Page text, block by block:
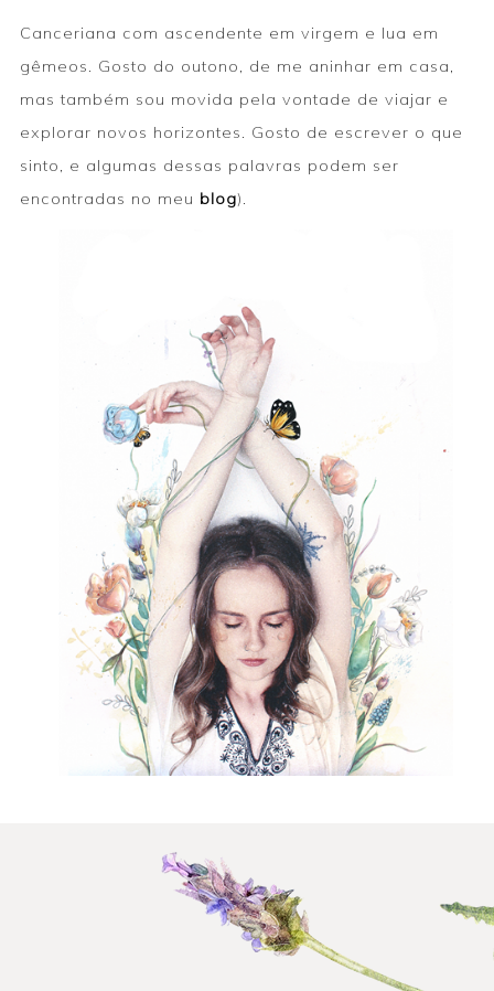
Canceriana com ascendente em virgem e lua em
gêmeos. Gosto do outono, de me aninhar em casa,
mas também sou movida pela vontade de viajar e
explorar novos horizontes. Gosto de escrever o que
sinto, e algumas dessas palavras podem ser
encontradas no meu blog).